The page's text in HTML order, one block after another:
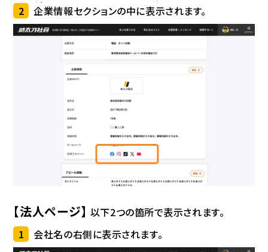
2 企業情報セクションの中に表示されます。
【法人ページ】 以下2つの箇所で表示されます。
1
会社名の右側に表示されます。